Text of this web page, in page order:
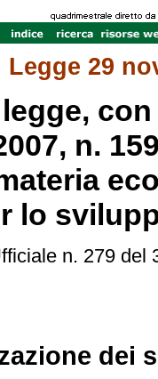
Legge 29
n.
lo
n. 279 del
dei